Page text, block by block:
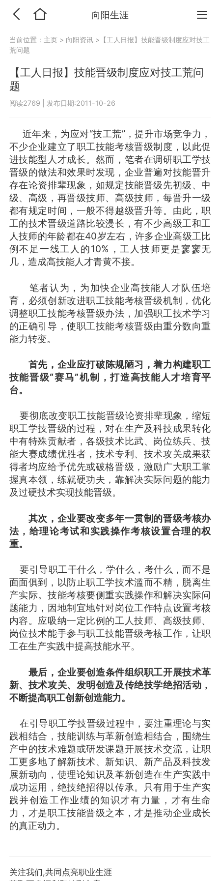
向阳生涯
当前位置： 主页 > 向阳资讯 >【工人日报】技能晋级制度应对技工
荒问题
【工人日报】技能晋级制度应对技工荒问
题
阅读2769 发布日期:2011-10-26
近年来，为应对“技工荒”，提升市场竞争力，
不少企业建立了职工技能考核晋级制度，以此促
进技能型人才成长。然而，笔者在调研职工学技
晋级的做法和效果时发现，企业普遍对技能晋升
存在论资排辈现象，如规定技能晋级先初级、中
级、高级，再晋级技师、高级技师，每晋升一级
都有规定时间，一般不得越级晋升等。由此，职
工的技术晋级道路比较漫长，有不少高级工和工
人技师的年龄都在40岁左右，许多企业高级工比
例不足一线工人的10%，工人技师更是寥寥无
几，造成高技能人才青黄不接。
笔者认为，为加快企业高技能人才队伍培
育，必须创新改进职工技能考核晋级机制，优化
调整职工技能考核晋级办法，加强职工技术学习
的正确引导，使职工技能考核晋级由重分数向重
能力转变。
首先，企业应打破陈规陋习，着力构建职工
技能晋级“赛马”机制，打造高技能人才培育平
台。
要彻底改变职工技能晋级论资排辈现象，缩短
职工学技晋级的过程，对在生产及科技成果转化
中有特殊贡献者，各级技术比武、岗位练兵、技
能大赛成绩优胜者，技术专利、技术攻关成果获
得者均应给予优先或破格晋级，激励广大职工掌
握真本领，练就硬功夫，靠解决实际问题的能力
及过硬技术实现技能晋级。
其次，企业要改变多年一贯制的晋级考核办
法，给理论考试和实践操作考核设置合理的权
重。
要引导职工干什么，学什么，考什么，而不是
面面俱到，以防止职工学技术滥而不精，脱离生
产实际。技能考核要侧重实践操作和解决实际问
题能力，因地制宜地针对岗位工作特点设置考核
内容。应吸纳一定比例的工人技师、高级技师、
岗位技术能手参与职工技能晋级考核工作，让职
工在生产实践中提高技能水平。
最后，企业要创造条件组织职工开展技术革
新、技术攻关、发明创造及传绝技学绝招活动，
不断提高职工创新创造能力。
在引导职工学技晋级过程中，要注重理论与实
践相结合，技能训练与革新创造相结合，围绕生
产中的技术难题或研发课题开展技术交流，让职
工更多地了解新技术、新知识、新产品及科技发
展新动向，使理论知识及革新创造在生产实践中
成功运用，绝技绝招得以传承。只有用于生产实
践并创造工作业绩的知识才有力量，才有生命
力，才是职工技能晋级之本，才是推动企业成长
的真正动力。
关注我们,共同点亮职业生涯